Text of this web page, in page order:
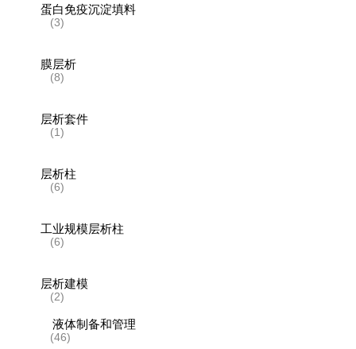
蛋白免疫沉淀填料
(3)
膜层析
(8)
层析套件
(1)
层析柱
(6)
工业规模层析柱
(6)
层析建模
(2)
液体制备和管理
(46)